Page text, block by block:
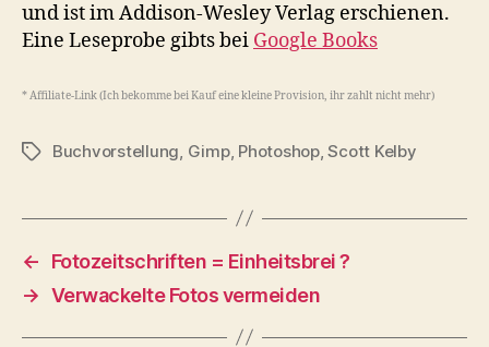
und ist im Addison-Wesley Verlag erschienen.
Eine Leseprobe gibts bei Google Books
* Affiliate-Link (Ich bekomme bei Kauf eine kleine Provision, ihr zahlt nicht mehr)
Schlagwörter
Buchvorstellung Gimp, Photoshop,Scott Kelby
←
Fotozeitschriften = Einheitsbrei ?
→ Verwackelte Fotos vermeiden